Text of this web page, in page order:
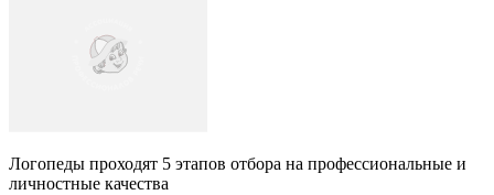
Логопеды проходят 5 этапов отбора на профессиональные и
личностные качества